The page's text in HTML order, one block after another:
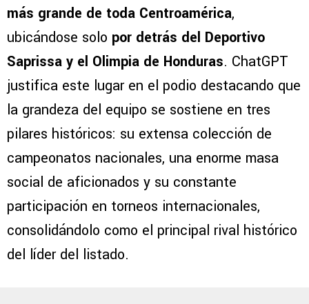
más grande de toda Centroamérica,
ubicándose solo por detrás del Deportivo
Saprissa y el Olimpia de Honduras. ChatGPT
justifica este lugar en el podio destacando que
la grandeza del equipo se sostiene en tres
pilares históricos: su extensa colección de
campeonatos nacionales, una enorme masa
social de aficionados y su constante
participación en torneos internacionales,
consolidándolo como el principal rival histórico
del líder del listado.